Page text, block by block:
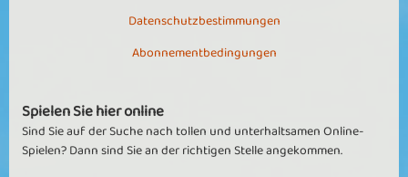
Datenschutzbestimmungen
Abonnementbedingungen
Spielen Sie hier online
Sind Sie auf der Suche nach tollen und unterhaltsamen Online-
Spielen? Dann sind Sie an der richtigen Stelle angekommen.